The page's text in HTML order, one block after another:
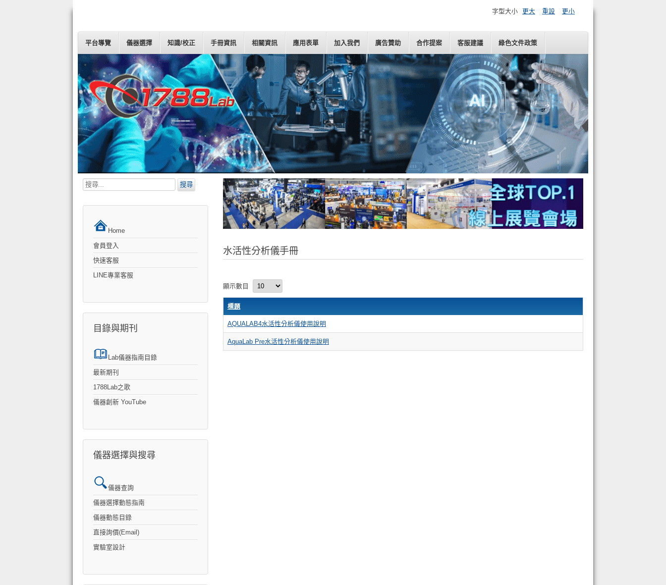
平台導覽 儀器選擇 知識/校正 手冊資訊 相關資訊 應用表單 加入我們 廣告贊助 合作提案 客服建議 綠色文件政策
字型大小 更大 重設 更小
搜
搜尋
Home
會員登入
快速客服
LINE專業客服
目錄與期刊
Lab儀器指南目錄
最新期刊
1788Lab之歌
儀器創新 YouTube
儀器選擇與搜尋
儀器查詢
儀器選擇動態指南
儀器動態目錄
直接詢價(Email)
實驗室設計
水活性分析儀手冊
顯示數目
標題
AQUALAB4水活性分析儀使用說明
AquaLab Pre水活性分析儀使用說明